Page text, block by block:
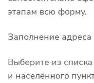
этапам всю форму.
Заполнение адреса
Выберите из
и населённого